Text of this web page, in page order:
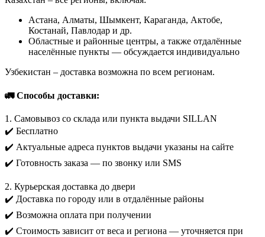
Астана, Алматы, Шымкент, Караганда, Актобе,
Костанай, Павлодар и др.
Областные и районные центры, а также отдалённые
населённые пункты — обсуждается индивидуально
Узбекистан – доставка возможна по всем регионам.
🚛 Способы доставки:
1. Самовывоз со склада или пункта выдачи SILLAN
✔️ Бесплатно
✔️ Актуальные адреса пунктов выдачи указаны на сайте
✔️ Готовность заказа — по звонку или SMS
2. Курьерская доставка до двери
✔️ Доставка по городу или в отдалённые районы
✔️ Возможна оплата при получении
✔️ Стоимость зависит от веса и региона — уточняется при